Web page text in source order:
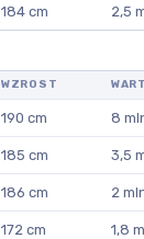
184 cm 2,5
WZROST
190 cm 8
185 cm 3,5
186 cm 2
172 cm 1,8